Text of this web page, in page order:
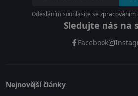
Odesláním souhlasíte se zpracováním
Sledujte nás na
Facebook
Nejnovější články